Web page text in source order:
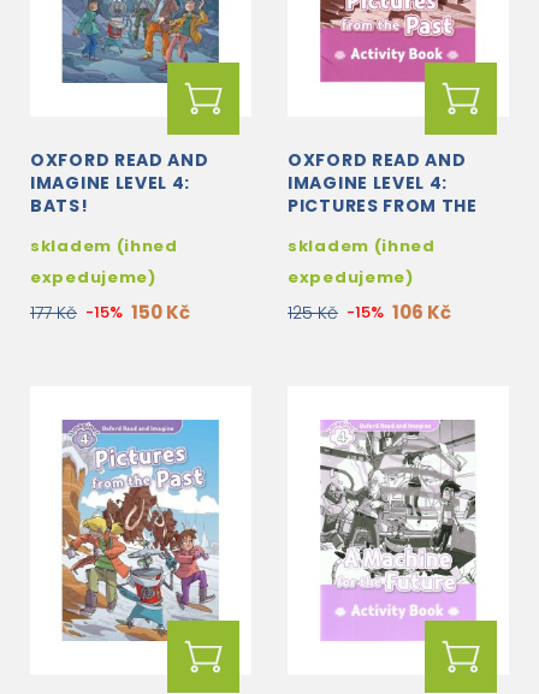
OXFORD READ AND
IMAGINE LEVEL 4:
BATS!
skladem (ihned
expedujeme)
177 Kč -15% 150 Kč
OXFORD READ AND
IMAGINE LEVEL 4:
PICTURES FROM THE
skladem (ihned
expedujeme)
125 Kč -15% 106 Kč